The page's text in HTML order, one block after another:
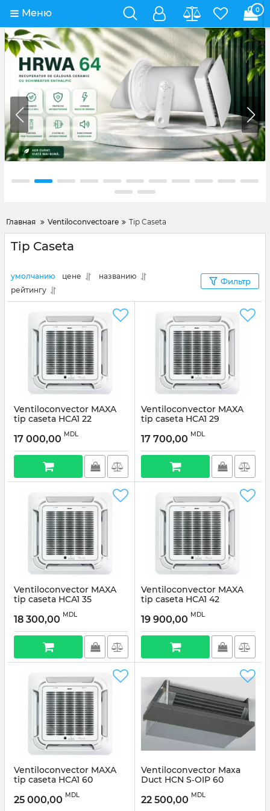
Меню 0
Главная Ventiloconvectoare Tip Caseta
Tip Caseta
умолчанию цене
названию
рейтингу
Фильтр
Ventiloconvector MAXA
tip caseta HCA1 22
17 000,00 MDL
Ventiloconvector MAXA
tip caseta HCA1 29
17 700,00 MDL
Ventiloconvector MAXA
tip caseta HCA1 35
18 300,00 MDL
Ventiloconvector MAXA
tip caseta HCA1 42
19 900,00 MDL
Ventiloconvector MAXA
tip caseta HCA1 60
25 000,00 MDL
Ventiloconvector Maxa
Duct HCN S‐OIP 60
22 500,00 MDL